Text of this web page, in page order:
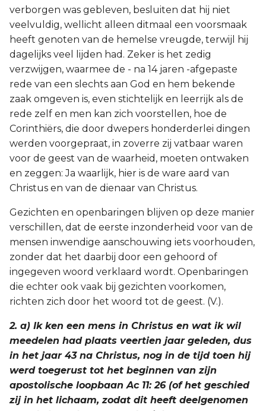
verborgen was gebleven, besluiten dat hij niet
veelvuldig, wellicht alleen ditmaal een voorsmaak
heeft genoten van de hemelse vreugde, terwijl hij
dagelijks veel lijden had. Zeker is het zedig
verzwijgen, waarmee de - na 14 jaren -afgepaste
rede van een slechts aan God en hem bekende
zaak omgeven is, even stichtelijk en leerrijk als de
rede zelf en men kan zich voorstellen, hoe de
Corinthiërs, die door dwepers honderderlei dingen
werden voorgepraat, in zoverre zij vatbaar waren
voor de geest van de waarheid, moeten ontwaken
en zeggen: Ja waarlijk, hier is de ware aard van
Christus en van de dienaar van Christus.
Gezichten en openbaringen blijven op deze manier
verschillen, dat de eerste inzonderheid voor van de
mensen inwendige aanschouwing iets voorhouden,
zonder dat het daarbij door een gehoord of
ingegeven woord verklaard wordt. Openbaringen
die echter ook vaak bij gezichten voorkomen,
richten zich door het woord tot de geest. (V.).
2. a) Ik ken een mens in Christus en wat ik wil
meedelen had plaats veertien jaar geleden, dus
in het jaar 43 na Christus, nog in de tijd toen hij
werd toegerust tot het beginnen van zijn
apostolische loopbaan Ac 11: 26 (of het geschied
zij in het lichaam, zodat dit heeft deelgenomen